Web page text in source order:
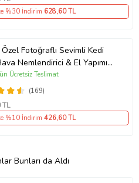
%30 İndirim 628,60 TL
Fotoğraflı Sevimli Kedi
Nemlendirici & El Yapımı
Kupa
(169)
Ücretsiz Teslimat
TL
%10 İndirim 426,60 TL
Bunları da Aldı